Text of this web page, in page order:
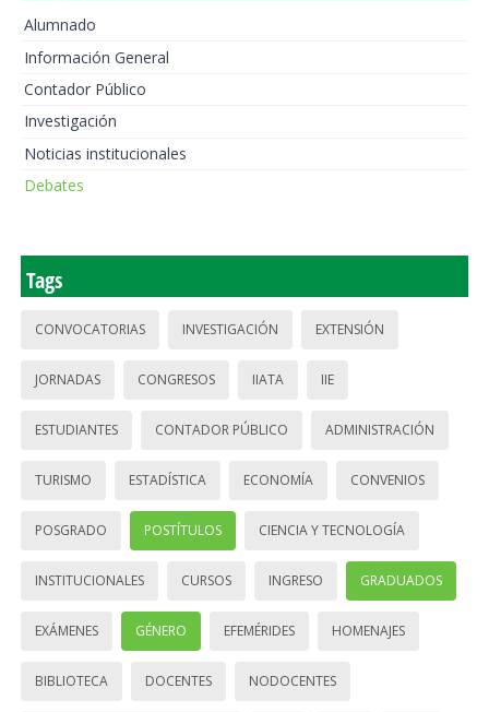
Alumnado
Información General
Contador Público
Investigación
Noticias institucionales
Debates
Tags
CONVOCATORIAS INVESTIGACIÓN EXTENSIÓN
JORNADAS CONGRESOS IIATA IIE
ESTUDIANTES CONTADOR PÚBLICO ADMINISTRACIÓN
TURISMO ESTADÍSTICA ECONOMÍA CONVENIOS
POSGRADO POSTÍTULOS CIENCIA Y TECNOLOGÍA
INSTITUCIONALES CURSOS INGRESO GRADUADOS
EXÁMENES GÉNERO EFEMÉRIDES HOMENAJES
BIBLIOTECA DOCENTES NODOCENTES